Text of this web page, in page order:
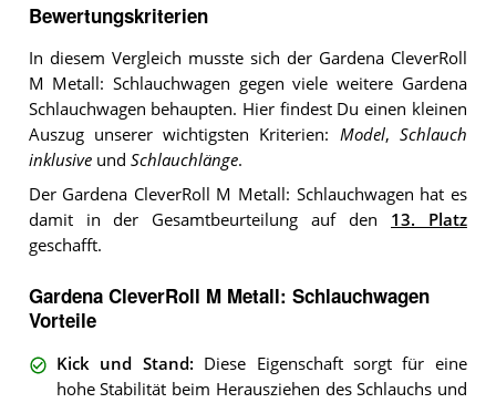
Bewertungskriterien
In diesem Vergleich musste sich der Gardena CleverRoll
M Metall: Schlauchwagen gegen viele weitere Gardena
Schlauchwagen behaupten. Hier findest Du einen kleinen
Auszug unserer wichtigsten Kriterien: Model, Schlauch
inklusiveund Schlauchlänge.
Der Gardena CleverRoll M Metall: Schlauchwagen hat es
damit in der Gesamtbeurteilung auf den 13. Platz
geschafft.
Gardena CleverRoll M Metall: Schlauchwagen
Vorteile
Kick und Stand: Diese Eigenschaft sorgt für eine
hohe Stabilität beim Herausziehen des Schlauchs und